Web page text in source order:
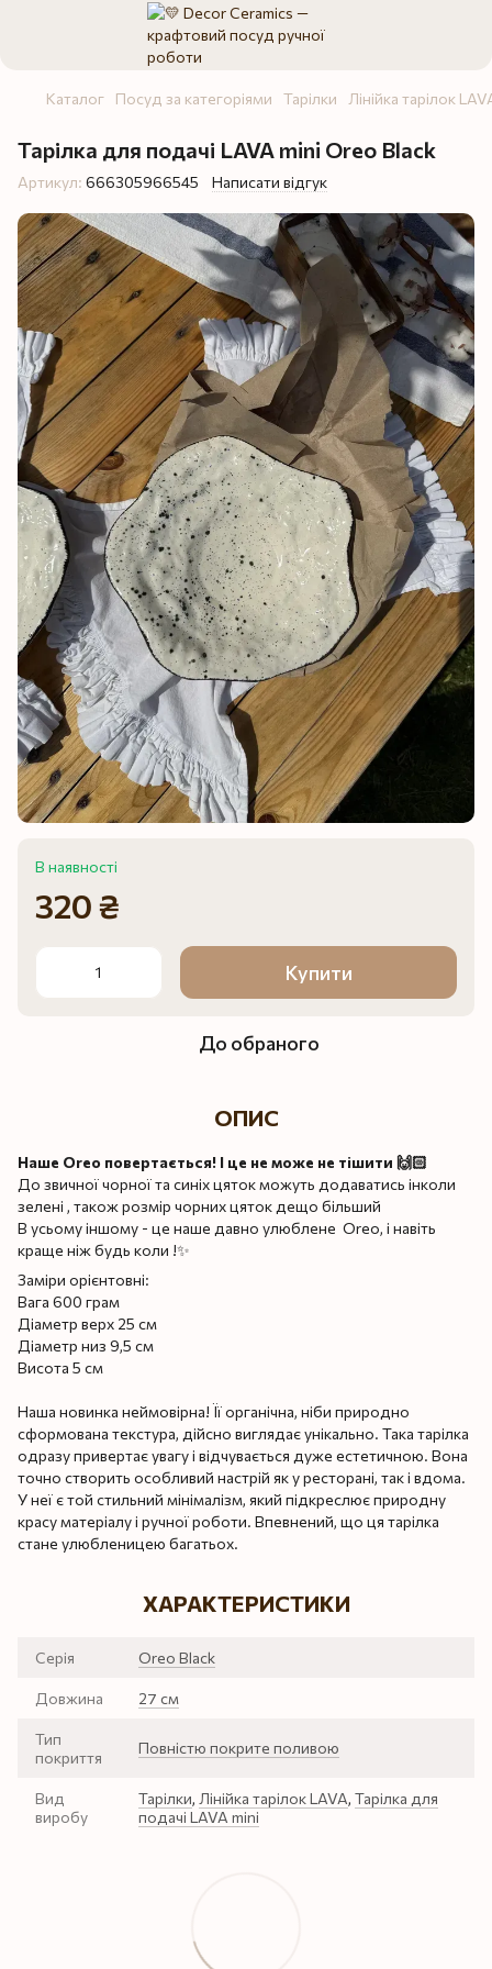
Каталог Посуд за категоріями Тарілки Лінійка тарілок
Тарілка для подачі LAVA mini Oreo Black
Артикул: 666305966545 Написати відгук
В наявності
320 ₴
Купити
До обраного
ОПИС
Наше Oreo повертається! І це не може не тішити 🙌🏻
До звичної чорної та синіх цяток можуть додаватись інколи
зелені , також розмір чорних цяток дещо більший
В усьому іншому - це наше давно улюблене Oreo, і навіть
краще ніж будь коли !✨
Заміри орієнтовні:
Вага 600 грам
Діаметр верх 25 см
Діаметр низ 9,5 см
Висота 5 см
Наша новинка неймовірна! Її органічна, ніби природно
сформована текстура, дійсно виглядає унікально. Така тарілка
одразу привертає увагу і відчувається дуже естетичною. Вона
точно створить особливий настрій як у ресторані, так і вдома.
У неї є той стильний мінімалізм, який підкреслює природну
красу матеріалу і ручної роботи. Впевнений, що ця тарілка
стане улюбленицею багатьох.
ХАРАКТЕРИСТИКИ
Серія Oreo Black
Довжина 27 см
Тип
покриття
Повністю покрите поливою
Вид
виробу
Тарілки, Лінійка тарілок LAVA, Тарілка для
подачі LAVA mini